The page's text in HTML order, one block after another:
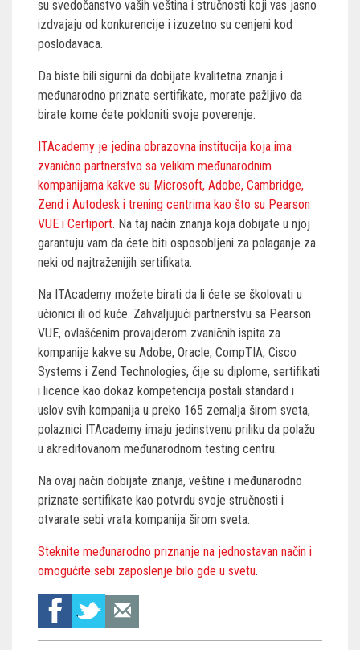
su svedočanstvo vaših veština i stručnosti koji vas jasno
izdvajaju od konkurencije i izuzetno su cenjeni kod
poslodavaca.
Da biste bili sigurni da dobijate kvalitetna znanja i
međunarodno priznate sertifikate, morate pažljivo da
birate kome ćete pokloniti svoje poverenje.
ITAcademy je jedina obrazovna institucija koja ima
zvanično partnerstvo sa velikim međunarodnim
kompanijama kakve su Microsoft, Adobe, Cambridge,
Zend i Autodesk i trening centrima kao što su Pearson
VUE i Certiport. Na taj način znanja koja dobijate u njoj
garantuju vam da ćete biti osposobljeni za polaganje za
neki od najtraženijih sertifikata.
Na ITAcademy možete birati da li ćete se školovati u
učionici ili od kuće. Zahvaljujući partnerstvu sa Pearson
VUE, ovlašćenim provajderom zvaničnih ispita za
kompanije kakve su Adobe, Oracle, CompTIA, Cisco
Systems i Zend Technologies, čije su diplome, sertifikati
i licence kao dokaz kompetencija postali standard i
uslov svih kompanija u preko 165 zemalja širom sveta,
polaznici ITAcademy imaju jedinstvenu priliku da polažu
u akreditovanom međunarodnom testing centru.
Na ovaj način dobijate znanja, veštine i međunarodno
priznate sertifikate kao potvrdu svoje stručnosti i
otvarate sebi vrata kompanija širom sveta.
Steknite međunarodno priznanje na jednostavan način i
omogućite sebi zaposlenje bilo gde u svetu.